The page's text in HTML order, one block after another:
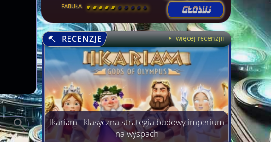
FABUŁA [ \ \ \ \ \ \ \ \ ]
RECENZJE więcej recenzjii
Ikariam - klasyczna strategia budowy imperium
na wyspach